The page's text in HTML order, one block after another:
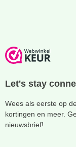
Let's stay
Wees als eerste op
kortingen en meer.
nieuwsbrief!